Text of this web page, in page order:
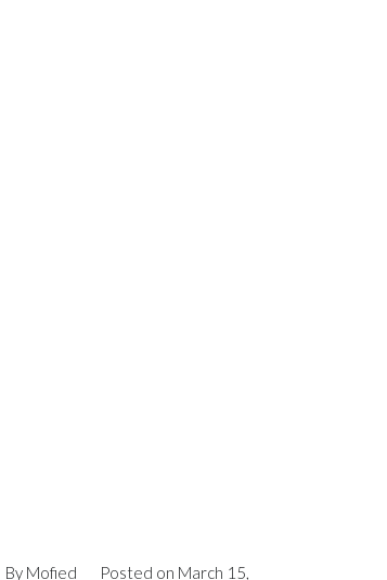
By Mofied Posted on March 15,